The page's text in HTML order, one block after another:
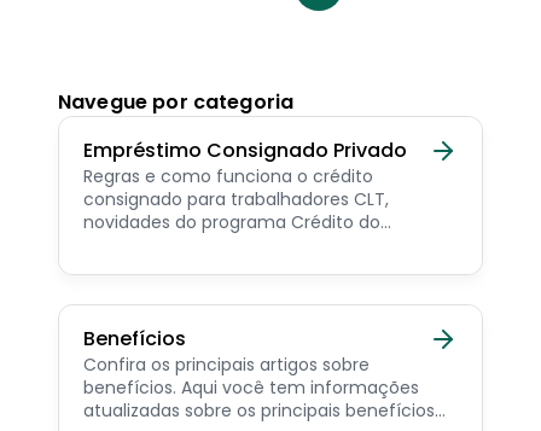
Navegue por categoria
Empréstimo Consignado Privado
Regras e como funciona o crédito
consignado para trabalhadores CLT,
novidades do programa Crédito do
consignado privado.
Benefícios
Confira os principais artigos sobre
benefícios. Aqui você tem informações
atualizadas sobre os principais benefícios